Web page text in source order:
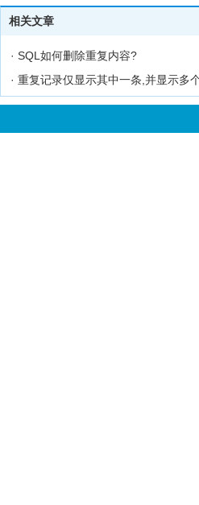
相关文章
· SQL如何删除重复内容?
· 重复记录仅显示其中一条,并显示多